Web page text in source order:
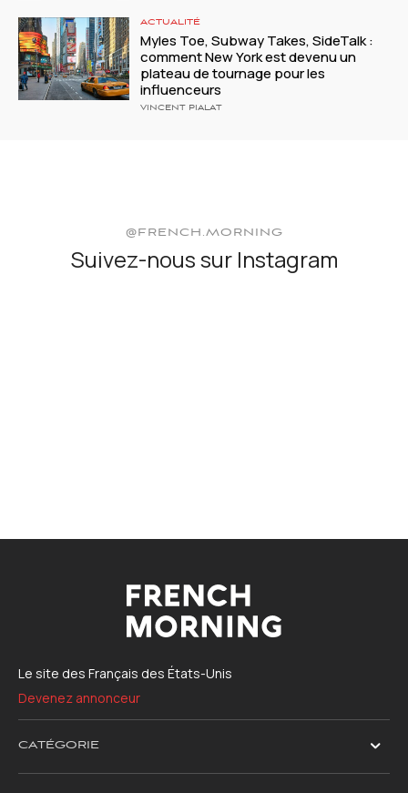
ACTUALITÉ
Myles Toe, Subway Takes, SideTalk :
comment New York est devenu un
plateau de tournage pour les
influenceurs
VINCENT PIALAT
@FRENCH.MORNING
Suivez-nous sur Instagram
Le site des Français des États-Unis
Devenez annonceur
CATÉGORIE